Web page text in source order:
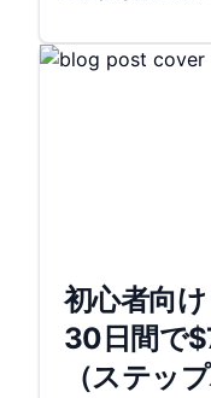
初心者向
30日間で
（ステッ